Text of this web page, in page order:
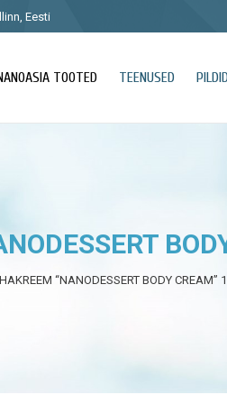
Eesti
TOOTED TEENUSED
“NANODESSERT BODY CREAM”